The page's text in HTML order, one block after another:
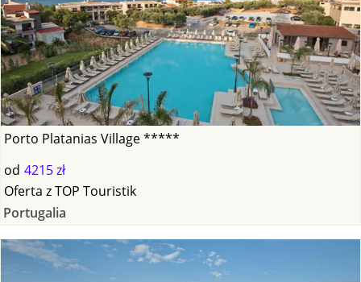
Porto Platanias Village *****
od 4215 zł
Oferta zTOP Touristik
Portugalia